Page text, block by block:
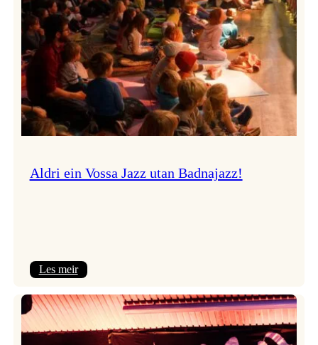
Aldri ein Vossa Jazz utan Badnajazz!
Les meir:
ein
Jazz